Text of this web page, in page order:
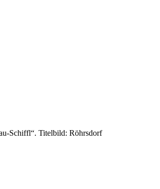
Schiffl“. Titelbild: Röhrsdorf